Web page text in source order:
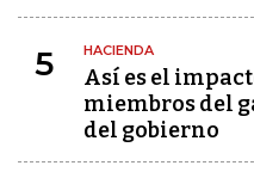
5 HACIENDA
Así es el
miembros del
del gobierno